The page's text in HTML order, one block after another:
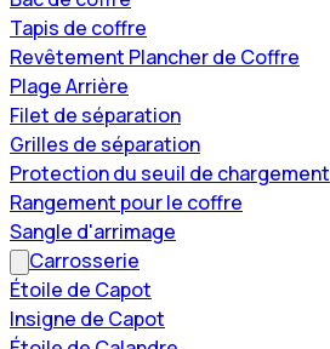
Tapis de coffre
Revêtement Plancher de Coffre
Plage Arrière
Filet de séparation
Grilles de séparation
Protection du seuil de chargement
Rangement pour le coffre
Sangle d'arrimage
Carrosserie
Étoile de Capot
Insigne de Capot